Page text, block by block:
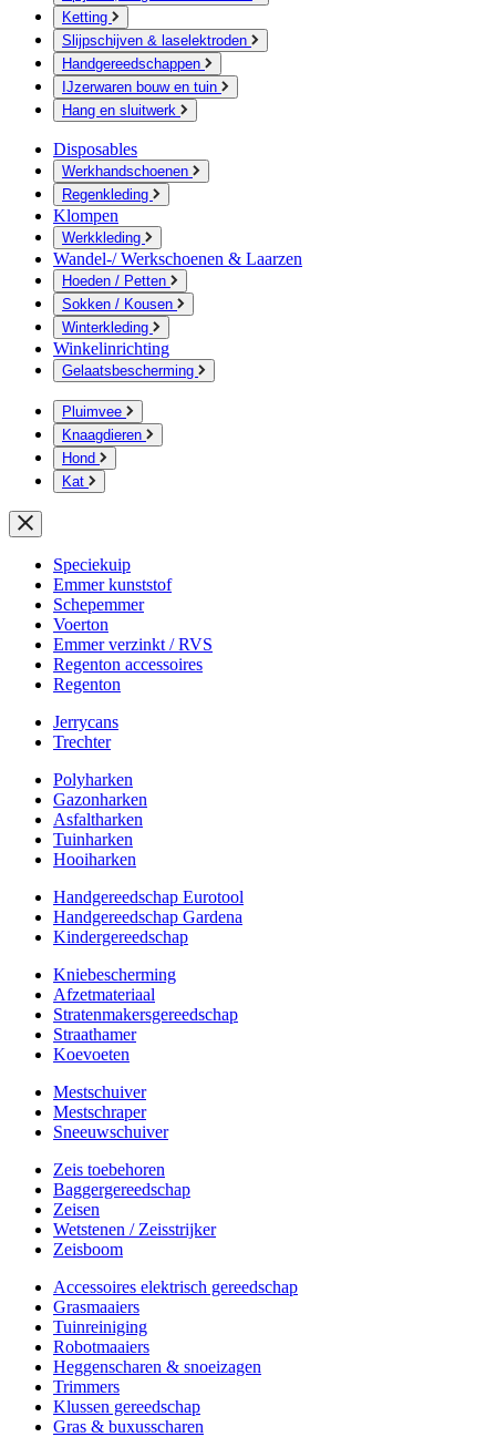
Ketting
Slijpschijven & laselektroden
Handgereedschappen
IJzerwaren bouw en tuin
Hang en sluitwerk
Disposables
Werkhandschoenen
Regenkleding
Klompen
Werkkleding
Wandel-/ Werkschoenen & Laarzen
Hoeden / Petten
Sokken / Kousen
Winterkleding
Winkelinrichting
Gelaatsbescherming
Pluimvee
Knaagdieren
Hond
Kat
Speciekuip
Emmer kunststof
Schepemmer
Voerton
Emmer verzinkt / RVS
Regenton accessoires
Regenton
Jerrycans
Trechter
Polyharken
Gazonharken
Asfaltharken
Tuinharken
Hooiharken
Handgereedschap Eurotool
Handgereedschap Gardena
Kindergereedschap
Kniebescherming
Afzetmateriaal
Stratenmakersgereedschap
Straathamer
Koevoeten
Mestschuiver
Mestschraper
Sneeuwschuiver
Zeis toebehoren
Baggergereedschap
Zeisen
Wetstenen / Zeisstrijker
Zeisboom
Accessoires elektrisch gereedschap
Grasmaaiers
Tuinreiniging
Robotmaaiers
Heggenscharen & snoeizagen
Trimmers
Klussen gereedschap
Gras & buxusscharen